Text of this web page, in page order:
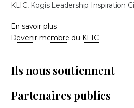
KLIC, Kogis Leadership Inspiration
En savoir plus
Devenir membre du KLIC
Ils nous soutiennent
Partenaires publics